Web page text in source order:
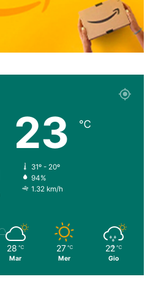
23 ℃
31º - 20º
94%
1.32 km/h
28 ℃
Mar
27 ℃
Mer
22 ℃
Gio